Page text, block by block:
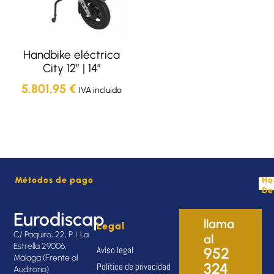
Handbike eléctrica
City 12″ | 14”
5.801,95 € IVA incluido
Métodos de pago
Eurodiscap
C/ Paquiro, 22, P. I. La
Estrella 29006,
Málaga (Frente al
Auditorio)
Legal
Aviso legal
Política de privacidad
llama
al
952
324